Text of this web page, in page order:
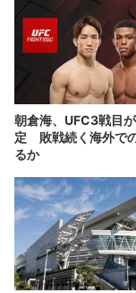
朝倉海、UFC3戦目
定 敗戦続く海外で
るか